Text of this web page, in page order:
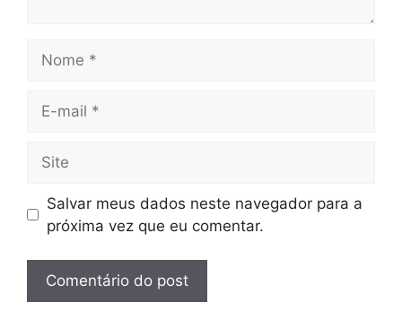
mail
Salvar meus dados neste navegador para a
próxima vez que eu comentar.